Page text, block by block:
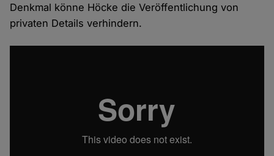
Denkmal könne Höcke die Veröffentlichung von
privaten Details verhindern.